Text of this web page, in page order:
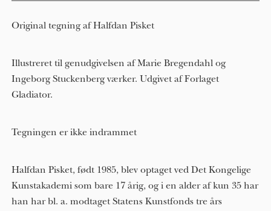
Original tegning af Halfdan Pisket
Illustreret til genudgivelsen af Marie Bregendahl og
Ingeborg Stuckenberg værker. Udgivet af Forlaget
Gladiator.
Tegningen er ikke indrammet
Halfdan Pisket, født 1985, blev optaget ved Det Kongelige
Kunstakademi som bare 17 årig, og i en alder af kun 3​5​ har
han har bl. a. modtaget Statens Kunstfonds tre års